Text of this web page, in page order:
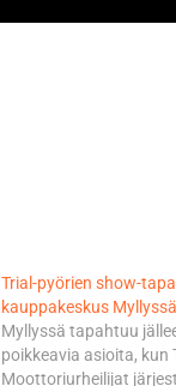
Trial-pyörien show-
kauppakeskus Myllyssä
Myllyssä tapahtuu
poikkeavia asioita, kun
Moottoriurheilijat